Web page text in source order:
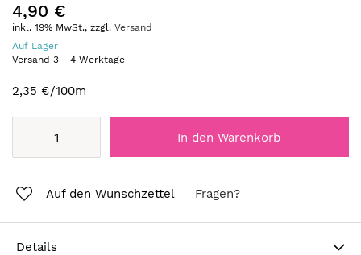
4,90 €
inkl. 19% MwSt., zzgl. Versand
Auf Lager
Versand 3 - 4 Werktage
2,35 €/100m
In den Warenkorb
Auf den Wunschzettel Fragen?
Details